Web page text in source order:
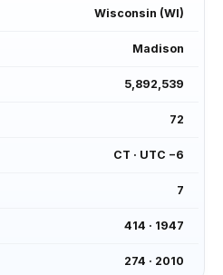
Wisconsin (WI)
Madison
5,892,539
72
CT · UTC −6
7
414 · 1947
274 · 2010